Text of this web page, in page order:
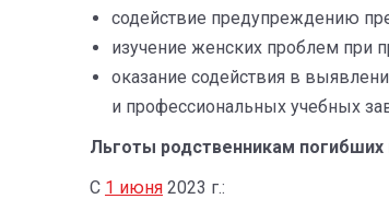
содействие предупреждению
изучение женских проблем при
оказание содействия в
и профессиональных учебных
Льготы родственникам
С 1 июня 2023 г.: